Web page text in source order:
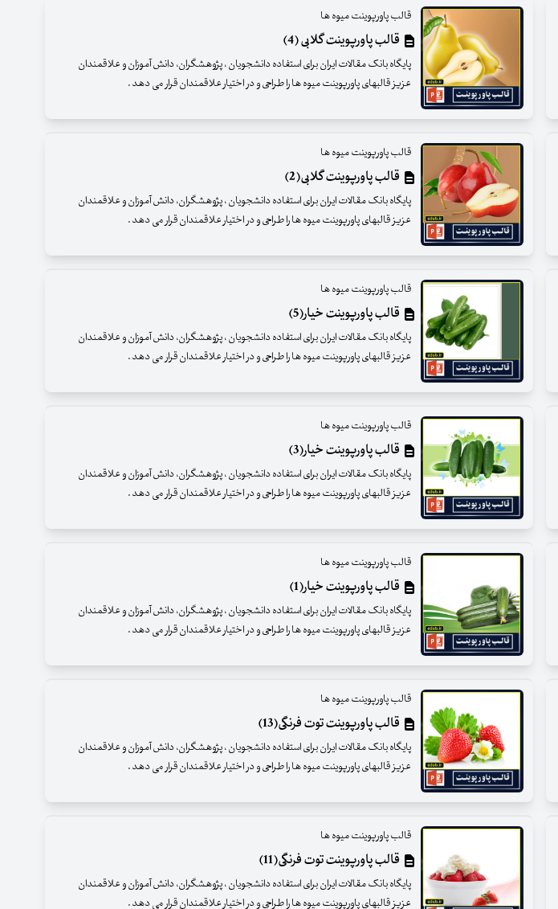
قالب پاورپوینت میوه ها
قالب پاورپوینت گلابی (4)
پایگاه بانک مقالات ایران برای استفاده دانشجویان ، پژوهشگران، دانش آموزان و علاقمندان
عزیز قالبهای پاورپوینت میوه ها را طراحی و در اختیار علاقمندان قرار می دهد .
قالب پاورپوینت میوه ها
قالب پاورپوینت گلابی(2)
پایگاه بانک مقالات ایران برای استفاده دانشجویان ، پژوهشگران، دانش آموزان و علاقمندان
عزیز قالبهای پاورپوینت میوه ها را طراحی و در اختیار علاقمندان قرار می دهد .
قالب پاورپوینت میوه ها
قالب پاورپوینت خیار(5)
پایگاه بانک مقالات ایران برای استفاده دانشجویان ، پژوهشگران، دانش آموزان و علاقمندان
عزیز قالبهای پاورپوینت میوه ها را طراحی و در اختیار علاقمندان قرار می دهد .
قالب پاورپوینت میوه ها
قالب پاورپوینت خیار(3)
پایگاه بانک مقالات ایران برای استفاده دانشجویان ، پژوهشگران، دانش آموزان و علاقمندان
عزیز قالبهای پاورپوینت میوه ها را طراحی و در اختیار علاقمندان قرار می دهد .
قالب پاورپوینت میوه ها
قالب پاورپوینت خیار(1)
پایگاه بانک مقالات ایران برای استفاده دانشجویان ، پژوهشگران، دانش آموزان و علاقمندان
عزیز قالبهای پاورپوینت میوه ها را طراحی و در اختیار علاقمندان قرار می دهد .
قالب پاورپوینت میوه ها
قالب پاورپوینت توت فرنگی(13)
پایگاه بانک مقالات ایران برای استفاده دانشجویان ، پژوهشگران، دانش آموزان و علاقمندان
عزیز قالبهای پاورپوینت میوه ها را طراحی و در اختیار علاقمندان قرار می دهد .
قالب پاورپوینت میوه ها
قالب پاورپوینت توت فرنگی(11)
پایگاه بانک مقالات ایران برای استفاده دانشجویان ، پژوهشگران، دانش آموزان و علاقمندان
عزیز قالبهای پاورپوینت میوه ها را طراحی و در اختیار علاقمندان قرار می دهد .